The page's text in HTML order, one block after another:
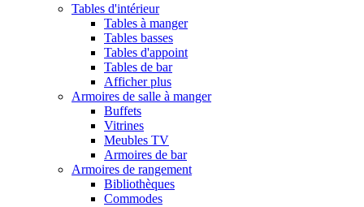
Tables d'intérieur
Tables à manger
Tables basses
Tables d'appoint
Tables de bar
Afficher plus
Armoires de salle à manger
Buffets
Vitrines
Meubles TV
Armoires de bar
Armoires de rangement
Bibliothèques
Commodes